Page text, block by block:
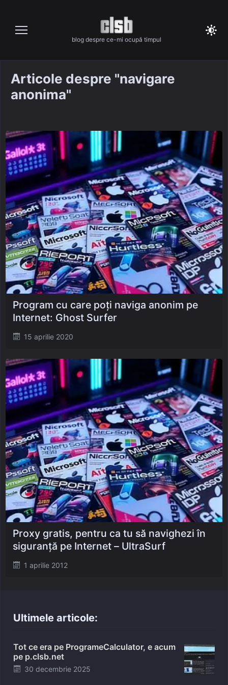
content
blog despre ce-mi ocupă timpul
Articole despre "navigare
anonima"
Posted
15 aprilie 2020
Program cu care poți naviga anonim pe
Internet: Ghost Surfer
Posted
1 aprilie 2012
Proxy gratis, pentru ca tu să navighezi în
siguranță pe Internet – UltraSurf
Ultimele articole:
Tot ce era pe ProgrameCalculator, e acum
pe p.clsb.net
Posted
30 decembrie 2025